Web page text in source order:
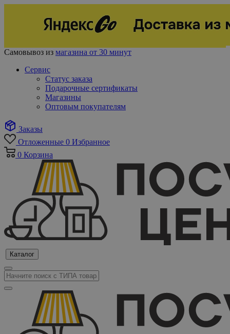
Самовывоз из магазина от 30 минут
Сервис
Статус заказа
Подарочные сертификаты
Магазины
Оптовым покупателям
Заказы
Отложенные 0 Избранное
0 Корзина
Каталог